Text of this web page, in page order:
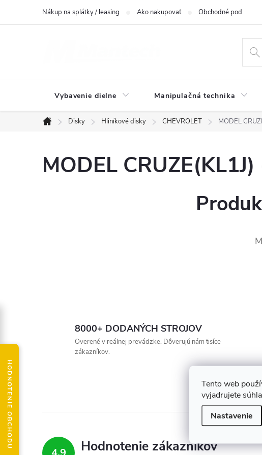
Tento web
vyjadrujete
Nastavenie
Nákup na splátky / leasing Ako nakupovať Obchodné podmienky
Vybavenie dielne Manipulačná technika
Domov
Disky Hliníkové disky CHEVROLET MODEL
MODEL
8000+ DODANÝCH STROJOV
Overené v reálnej prevádzke. Dôverujú nám tisíce
zákazníkov.
Hodnotenie zákazníkov
HODNOTENIE OBCHODU